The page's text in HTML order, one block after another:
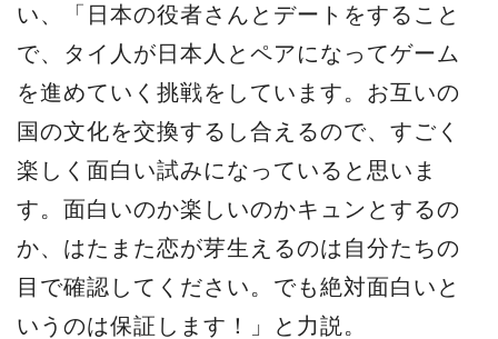
い、「日本の役者さんとデートをすること
で、タイ人が日本人とペアになってゲーム
を進めていく挑戦をしています。お互いの
国の文化を交換するし合えるので、すごく
楽しく面白い試みになっていると思いま
す。面白いのか楽しいのかキュンとするの
か、はたまた恋が芽生えるのは自分たちの
目で確認してください。でも絶対面白いと
いうのは保証します！」と力説。